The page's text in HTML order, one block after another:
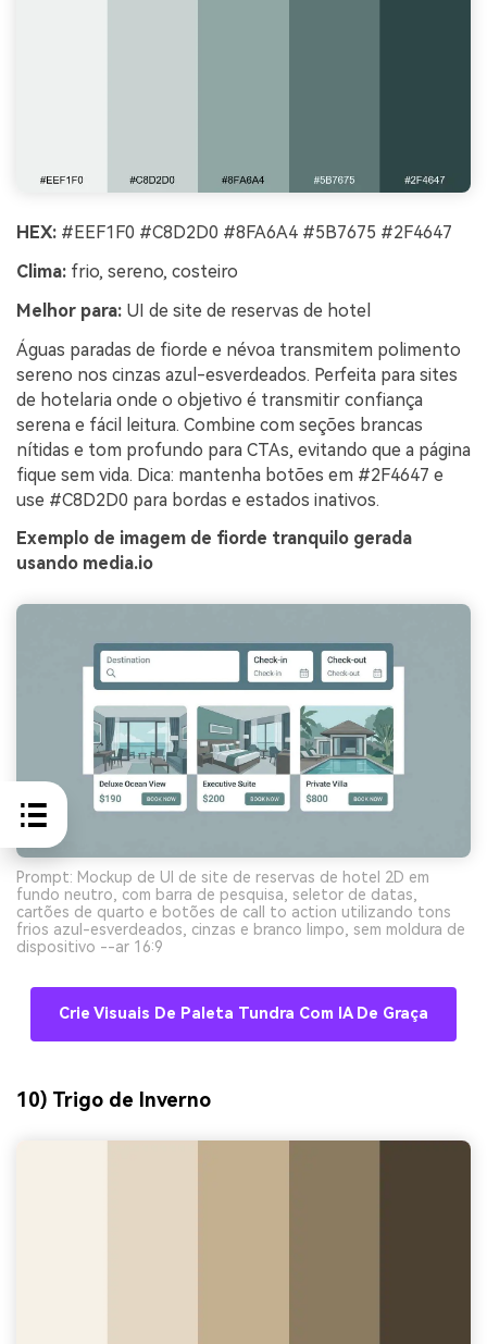
HEX: #EEF1F0 #C8D2D0 #8FA6A4 #5B7675 #2F4647
Clima: frio, sereno, costeiro
Melhor para: UI de site de reservas de hotel
Águas paradas de fiorde e névoa transmitem polimento
sereno nos cinzas azul-esverdeados. Perfeita para sites
de hotelaria onde o objetivo é transmitir confiança
serena e fácil leitura. Combine com seções brancas
nítidas e tom profundo para CTAs, evitando que a página
fique sem vida. Dica: mantenha botões em #2F4647 e
use #C8D2D0 para bordas e estados inativos.
Exemplo de imagem de fiorde tranquilo gerada
usando media.io
Prompt: Mockup de UI de site de reservas de hotel 2D em
fundo neutro, com barra de pesquisa, seletor de datas,
cartões de quarto e botões de call to action utilizando tons
frios azul-esverdeados, cinzas e branco limpo, sem moldura de
dispositivo --ar 16:9
Crie Visuais De Paleta Tundra Com IA De Graça
10) Trigo de Inverno